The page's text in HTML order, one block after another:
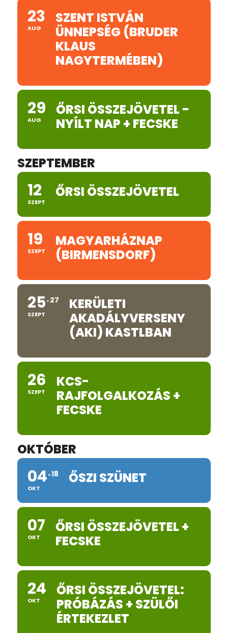
23
AUG
SZENT ISTVÁN
ÜNNEPSÉG (BRUDER
KLAUS
NAGYTERMÉBEN)
29
AUG
ŐRSI ÖSSZEJÖVETEL -
NYÍLT NAP + FECSKE
SZEPTEMBER
12
SZEPT
ŐRSI ÖSSZEJÖVETEL
19
SZEPT
MAGYARHÁZNAP
(BIRMENSDORF)
25
SZEPT
27
KERÜLETI
AKADÁLYVERSENY
(AKI) KASTLBAN
26
SZEPT
KCS-
RAJFOLGALKOZÁS +
FECSKE
OKTÓBER
04
OKT
18 ŐSZI SZÜNET
07
OKT
ŐRSI ÖSSZEJÖVETEL +
FECSKE
24
OKT
ŐRSI ÖSSZEJÖVETEL:
PRÓBÁZÁS + SZÜLŐI
ÉRTEKEZLET